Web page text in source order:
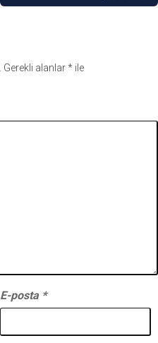
Gerekli alanlar* ile
E-posta *